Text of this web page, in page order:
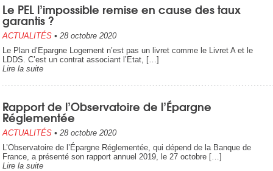
Le PEL l’impossible remise en cause des taux
garantis ?
ACTUALITÉS • 28 octobre 2020
Le Plan d’Epargne Logement n’est pas un livret comme le Livret A et le
LDDS. C’est un contrat associant l’Etat, […]
Lire la suite
Rapport de l’Observatoire de l’Épargne
Réglementée
ACTUALITÉS • 28 octobre 2020
L’Observatoire de l’Épargne Réglementée, qui dépend de la Banque de
France, a présenté son rapport annuel 2019, le 27 octobre […]
Lire la suite